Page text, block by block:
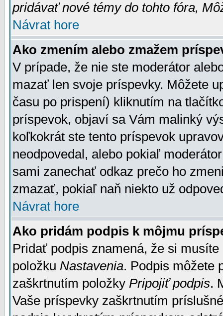
pridávať nové témy do tohto fóra,
Návrat hore
Ako zmením alebo zmažem
V prípade, že nie ste moderátor
mazať len svoje príspevky. Môžete
času po prispení) kliknutím na
príspevok, objaví sa Vám malinký
koľkokrát ste tento príspevok
neodpovedal, alebo pokiaľ
sami zanechať odkaz prečo ho
zmazať, pokiaľ naň niekto už
Návrat hore
Ako pridám podpis k môjmu
Pridať podpis znamená, že si
položku Nastavenia. Podpis môžete
zaškrtnutím položky Pripojiť podpis.
Vaše príspevky zaškrtnutím